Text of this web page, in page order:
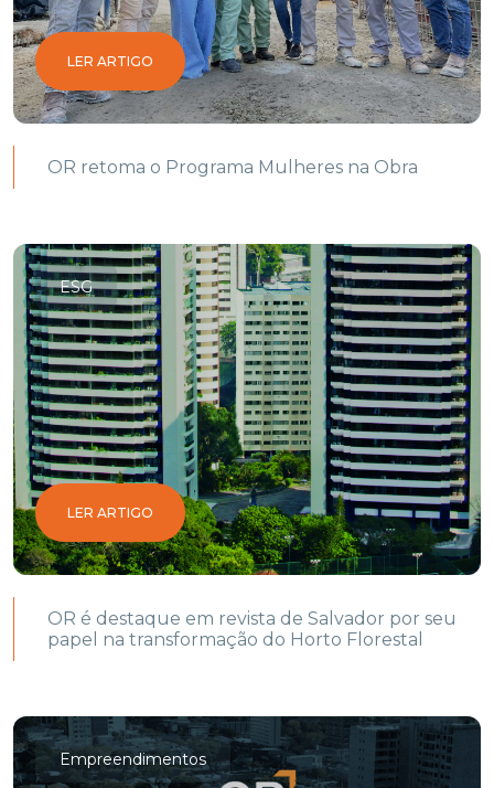
LER ARTIGO
OR retoma o Programa Mulheres na Obra
ESG
LER ARTIGO
OR é destaque em revista de Salvador por seu
papel na transformação do Horto Florestal
Empreendimentos